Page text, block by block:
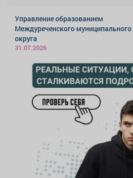
Управление образованием
Междуреченского муниципального
округа
31.07.2026